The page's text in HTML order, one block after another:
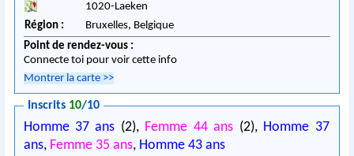
1020-Laeken
Région :
Bruxelles, Belgique
Point de rendez-vous :
Connecte toi pour voir cette info
Montrer la carte >>
Inscrits 10/10
Homme 37 ans (2), Femme 44 ans (2), Homme 37
ans, Femme 35 ans, Homme 43 ans